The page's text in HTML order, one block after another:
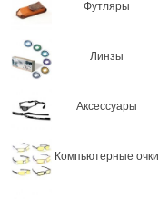
Футляры
Линзы
Аксессуары
Компьютерные очки